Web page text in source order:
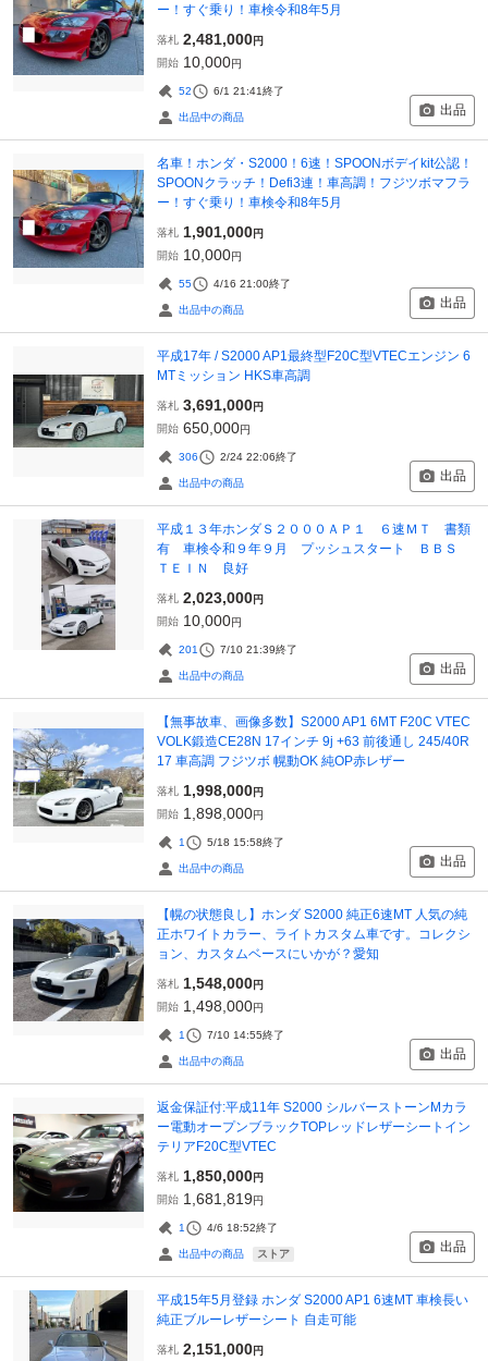
ー！すぐ乗り！車検令和8年5月
落札 2,481,000円
開始 10,000円
52 6/1 21:41終了
出品中の商品 出品
名車！ホンダ・S2000！6速！SPOONボデイkit公認！
SPOONクラッチ！Defi3連！車高調！フジツボマフラ
ー！すぐ乗り！車検令和8年5月
落札 1,901,000円
開始 10,000円
55 4/16 21:00終了
出品中の商品 出品
平成17年 / S2000 AP1最終型F20C型VTECエンジン 6
MTミッション HKS車高調
落札 3,691,000円
開始 650,000円
306 2/24 22:06終了
出品中の商品 出品
平成１３年ホンダＳ２０００ＡＰ１ ６速ＭＴ 書類
有 車検令和９年９月 プッシュスタート ＢＢＳ
ＴＥＩＮ 良好
落札 2,023,000円
開始 10,000円
201 7/10 21:39終了
出品中の商品 出品
【無事故車、画像多数】S2000 AP1 6MT F20C VTEC
VOLK鍛造CE28N 17インチ 9j +63 前後通し 245/40R
17 車高調 フジツボ 幌動OK 純OP赤レザー
落札 1,998,000円
開始 1,898,000円
1 5/18 15:58終了
出品中の商品 出品
【幌の状態良し】ホンダ S2000 純正6速MT 人気の純
正ホワイトカラー、ライトカスタム車です。コレクシ
ョン、カスタムベースにいかが？愛知
落札 1,548,000円
開始 1,498,000円
1 7/10 14:55終了
出品中の商品 出品
返金保証付:平成11年 S2000 シルバーストーンMカラ
ー電動オープンブラックTOPレッドレザーシートイン
テリアF20C型VTEC
落札 1,850,000円
開始 1,681,819円
1 4/6 18:52終了
出品中の商品 ストア 出品
平成15年5月登録 ホンダ S2000 AP1 6速MT 車検長い
純正ブルーレザーシート 自走可能
落札 2,151,000円